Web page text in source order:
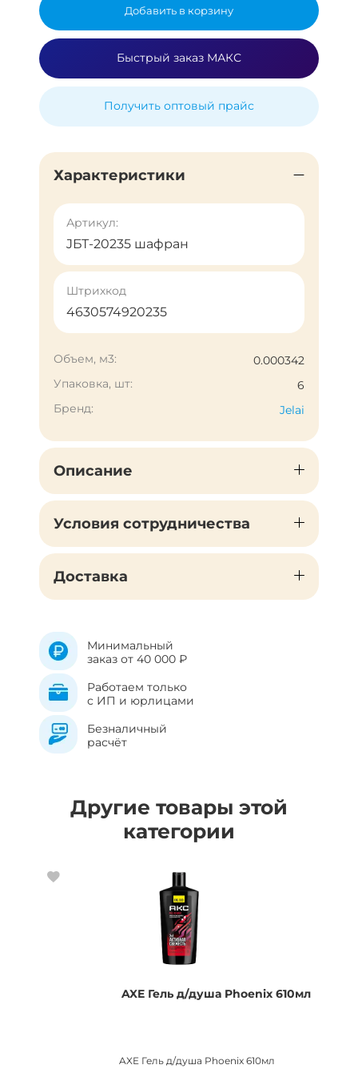
Добавить в корзину
Быстрый заказ МАКС
Получить оптовый прайс
Характеристики
Артикул:
JБТ-20235 шафран
Штрихкод
4630574920235
Объем, м3:
0.000342
Упаковка, шт:
6
Бренд:
Jelai
Описание
Условия сотрудничества
Доставка
Минимальный
заказ от 40 000 ₽
Работаем только
с ИП и юрлицами
Безналичный
расчёт
Другие товары этой
категории
AXE Гель д/душа Phoenix 610мл
AXE Гель д/душа Phoenix 610мл